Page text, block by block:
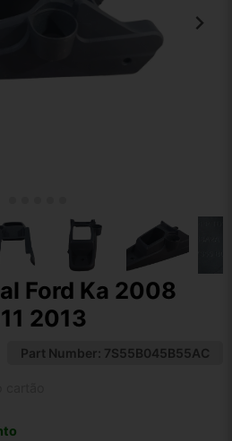
Ford Ka 2008
2013
Part Number: 7S55B045B55AC